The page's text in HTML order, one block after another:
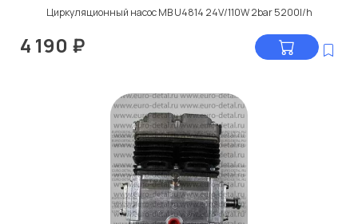
Циркуляционный насос МВ U4814 24V/110W 2bar 5200l/h
4 190 ₽